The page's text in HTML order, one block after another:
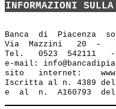
INFORMAZIONI SULLA
Banca  di  Piacenza
Via  Mazzini   20  -
Tel.   0523  542111   -
e-mail:
sito   internet:
Iscritta al n. 4389